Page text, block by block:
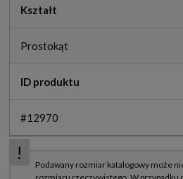
Kształt
Prostokąt
ID produktu
#12970